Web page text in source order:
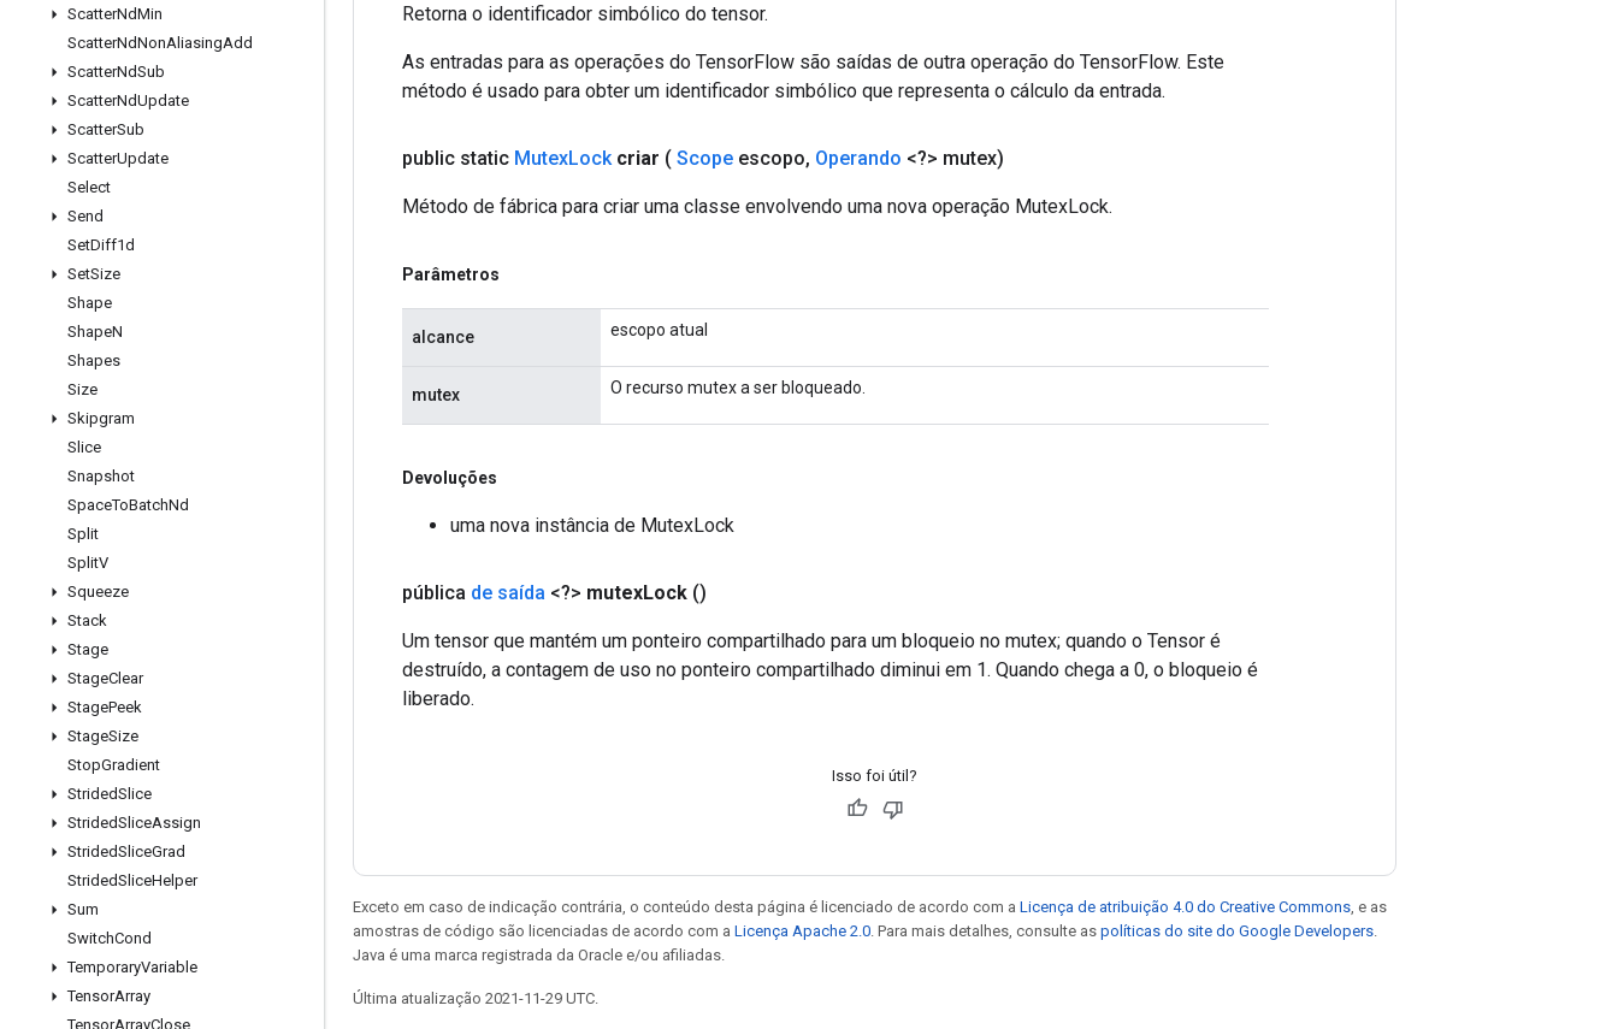
ScatterNdMin
ScatterNdNonAliasingAdd
ScatterNdSub
ScatterNdUpdate
ScatterSub
ScatterUpdate
Select
Send
SetDiff1d
SetSize
Shape
ShapeN
Shapes
Size
Skipgram
Slice
Snapshot
SpaceToBatchNd
Split
SplitV
Squeeze
Stack
Stage
StageClear
StagePeek
StageSize
StopGradient
StridedSlice
StridedSliceAssign
StridedSliceGrad
StridedSliceHelper
Sum
SwitchCond
TemporaryVariable
TensorArray
TensorArrayClose
Retorna o identificador simbólico do tensor.
As entradas para as operações do TensorFlow são saídas de outra operação do TensorFlow. Este
método é usado para obter um identificador simbólico que representa o cálculo da entrada.
public static MutexLock criar ( Scope escopo, Operando <?> mutex)
Método de fábrica para criar uma classe envolvendo uma nova operação MutexLock.
Parâmetros
alcance escopo atual
mutex O recurso mutex a ser bloqueado.
Devoluções
uma nova instância de MutexLock
pública de saída <?> mutexLock ()
Um tensor que mantém um ponteiro compartilhado para um bloqueio no mutex; quando o Tensor é
destruído, a contagem de uso no ponteiro compartilhado diminui em 1. Quando chega a 0, o bloqueio é
liberado.
Isso foi útil?
Exceto em caso de indicação contrária, o conteúdo desta página é licenciado de acordo com a Licença de atribuição 4.0 do Creative Commons , e as
amostras de código são licenciadas de acordo com a Licença Apache 2.0 . Para mais detalhes, consulte as políticas do site do Google Developers
Java é uma marca registrada da Oracle e/ou afiliadas.
Última atualização 2021-11-29 UTC.